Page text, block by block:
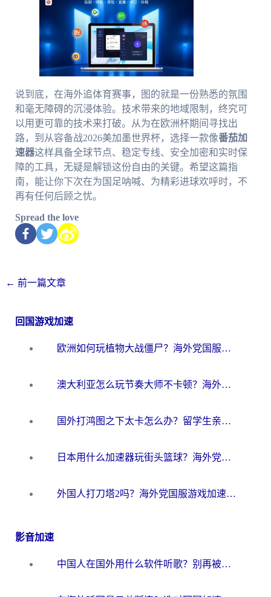
说到底，在海外追体育赛事，图的就是一份熟悉的氛围
和毫无障碍的沉浸体验。技术带来的地域限制，终究可
以用更可靠的技术来打破。从为在欧洲杯期间寻找出
路，到从容备战2026美加墨世界杯，选择一款像番茄加
速器这样具备全球节点、稳定专线、安全加密和实时保
障的工具，无疑是解锁这份自由的关键。希望这篇指
南，能让你下次在为国足呐喊、为精彩进球欢呼时，不
再有任何后顾之忧。
Spread the love
← 前一篇文章
回国游戏加速
欧洲如何玩植物大战僵尸？海外党国服游戏加速避坑指南（附实测对比）
澳大利亚怎么玩节奏大师不卡顿？海外党国服游戏加速终极指南
国外打鸿图之下太卡怎么办？留学生亲测有效的国服游戏加速方案
日本用什么加速器玩街头篮球？海外党国服游戏不卡顿的终极攻略
外国人打刀塔2吗？海外党国服游戏加速避坑全攻略
影音加速
中国人在国外用什么软件听歌？别再被地域限制卡脖子，这篇教你轻松解锁国内音乐库